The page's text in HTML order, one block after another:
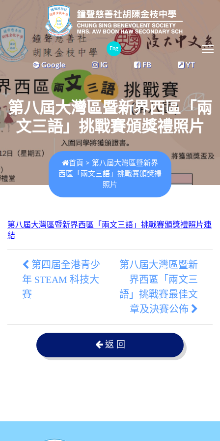
Eng
Google IG FB YT
第八屆大灣區暨新界西區「兩
文三語」挑戰賽頒獎禮照片
首頁 > 第八屆大灣區暨新界
西區「兩文三語」挑戰賽頒獎禮
照片
第八屆大灣區暨新界西區「兩文三語」挑戰賽頒獎禮照片連
結
第四屆全港青少
年 STEAM 科技大
賽
第八屆大灣區暨新
界西區「兩文三
語」挑戰賽最佳文
章及決賽公佈
返 回